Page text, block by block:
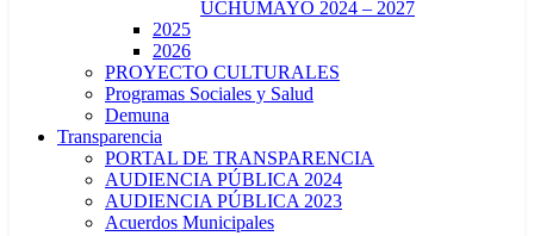
UCHUMAYO 2024 – 2027
2025
2026
PROYECTO CULTURALES
Programas Sociales y Salud
Demuna
Transparencia
PORTAL DE TRANSPARENCIA
AUDIENCIA PÚBLICA 2024
AUDIENCIA PÚBLICA 2023
Acuerdos Municipales